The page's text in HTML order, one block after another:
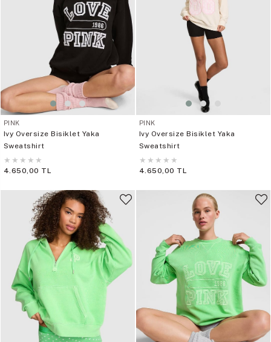
PINK
Ivy Oversize Bisiklet Yaka
Sweatshirt
★ ★ ★ ★ ★
4.650,00 TL
PINK
Ivy Oversize Bisiklet Yaka
Sweatshirt
★ ★ ★ ★ ★
4.650,00 TL